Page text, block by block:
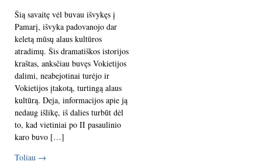
Šią savaitę vėl buvau išvykęs į
Pamarį, išvyka padovanojo dar
keletą mūsų alaus kultūros
atradimų. Šis dramatiškos istorijos
kraštas, anksčiau buvęs Vokietijos
dalimi, neabejotinai turėjo ir
Vokietijos įtakotą, turtingą alaus
kultūrą. Deja, informacijos apie ją
nedaug išlikę, iš dalies turbūt dėl
to, kad vietiniai po II pasaulinio
karo buvo […]
Toliau →